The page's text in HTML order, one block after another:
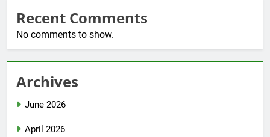
Recent Comments
No comments to show.
Archives
June 2026
April 2026